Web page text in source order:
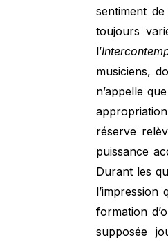
sentiment
toujours
l’
musiciens,
n’appelle
réserve
puissance
Durant les
formation
supposée